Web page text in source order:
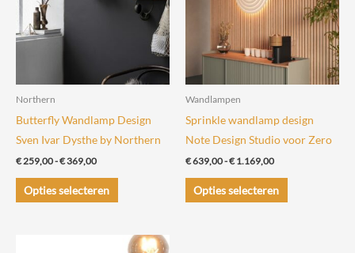
Northern
Butterfly Wandlamp Design
Sven Ivar Dysthe by Northern
€259,00-€369,00Prijsklasse:
€ 369,00
Opties selecteren
Dit
product
meerdere
Wandlampen
Sprinkle wandlamp design
Note Design Studio voor Zero
€639,00-€1.169,00Prijsklasse:
€ 1.169,00
Opties selecteren
Dit
product